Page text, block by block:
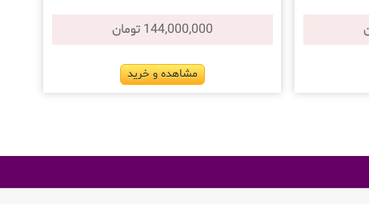
144,000,000 تومان
مشاهده و خرید